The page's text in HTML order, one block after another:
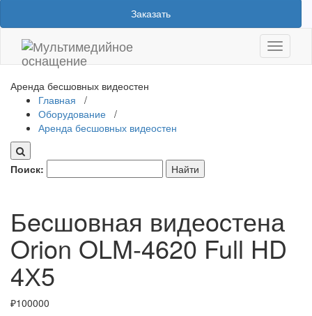
Заказать
Скрыть
Аренда бесшовных видеостен
Главная /
Оборудование /
Аренда бесшовных видеостен
Поиск:
Бecшoвная видеocтена
Orion OLM-4620 Full HD
4Х5
₽100000